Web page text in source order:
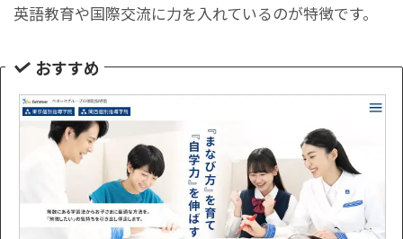
英語教育や国際交流に力を入れているのが特徴です。
おすすめ